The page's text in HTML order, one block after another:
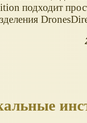
подходит